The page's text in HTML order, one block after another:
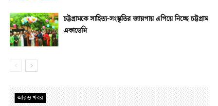
চট্টগ্রামকে সাহিত্য-সংস্কৃতির জায়গায় এগিয়ে নিচ্ছে চট্টগ্রাম
একাডেমি
আরও খবর